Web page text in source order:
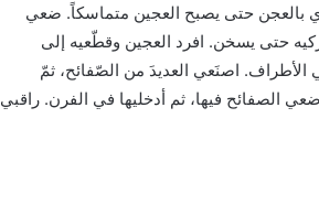
بالعجن حتى يصبح العجين متماسكاً. ضعي
حتى يسخن. افرد العجين وقطّعيه إلى
اصنَعي العديدَ من الصّفائح، ثمّ
الصفائح فيها، ثم أدخليها في الفرن. راقبي